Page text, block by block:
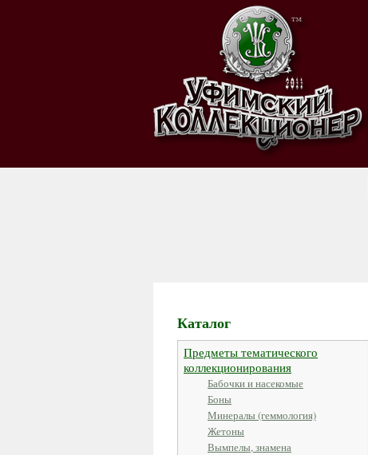
Каталог
Предметы тематического
коллекционирования
Бабочки и насекомые
Боны
Минералы (геммология)
Жетоны
Вымпелы, знамена